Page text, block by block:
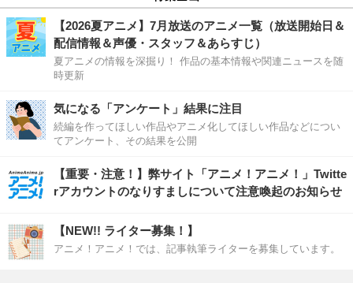
【2026夏アニメ】7月放送のアニメ一覧（放送開始日＆
配信情報＆声優・スタッフ＆あらすじ）
夏アニメの情報を深掘り！ 作品の基本情報や関連ニュースを随
時更新
気になる「アンケート」結果に注目
続編を作ってほしい作品やアニメ化してほしい作品などについ
てアンケート、その結果を公開
【重要・注意！】弊サイト「アニメ！アニメ！」Twitte
rアカウントのなりすましについて注意喚起のお知らせ
【NEW!! ライター募集！】
アニメ！アニメ！では、記事執筆ライターを募集しています。